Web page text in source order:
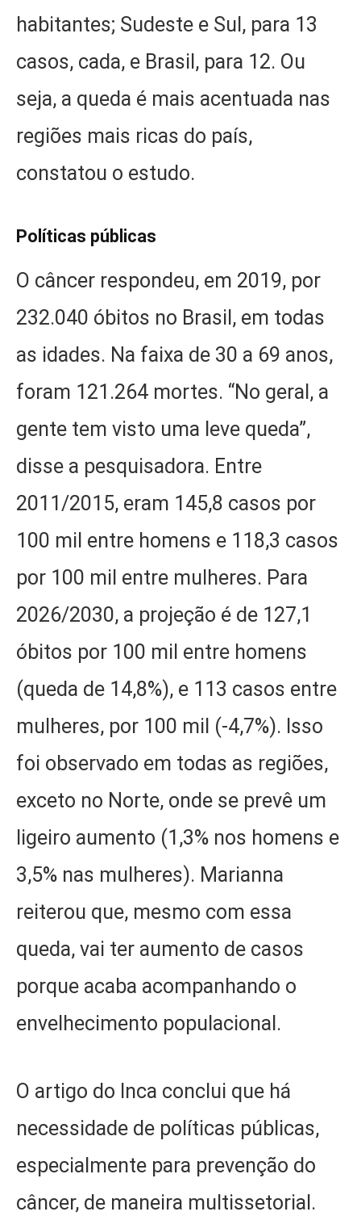
habitantes; Sudeste e Sul, para 13
casos, cada, e Brasil, para 12. Ou
seja, a queda é mais acentuada nas
regiões mais ricas do país,
constatou o estudo.
Políticas públicas
O câncer respondeu, em 2019, por
232.040 óbitos no Brasil, em todas
as idades. Na faixa de 30 a 69 anos,
foram 121.264 mortes. “No geral, a
gente tem visto uma leve queda”,
disse a pesquisadora. Entre
2011/2015, eram 145,8 casos por
100 mil entre homens e 118,3 casos
por 100 mil entre mulheres. Para
2026/2030, a projeção é de 127,1
óbitos por 100 mil entre homens
(queda de 14,8%), e 113 casos entre
mulheres, por 100 mil (-4,7%). Isso
foi observado em todas as regiões,
exceto no Norte, onde se prevê um
ligeiro aumento (1,3% nos homens e
3,5% nas mulheres). Marianna
reiterou que, mesmo com essa
queda, vai ter aumento de casos
porque acaba acompanhando o
envelhecimento populacional.
O artigo do Inca conclui que há
necessidade de políticas públicas,
especialmente para prevenção do
câncer, de maneira multissetorial.